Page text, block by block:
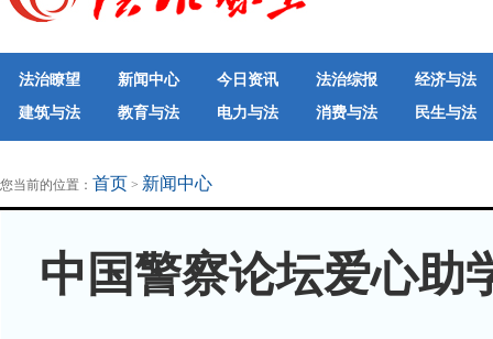
法治瞭望 新闻中心 今日资讯 法治综报
经济与法
建筑与法
教育与法 电力与法 消费与法
民生与法
地方法治联播
律师律所
您当前的位置： 首页 > 新闻中心
中国警察论坛爱心助